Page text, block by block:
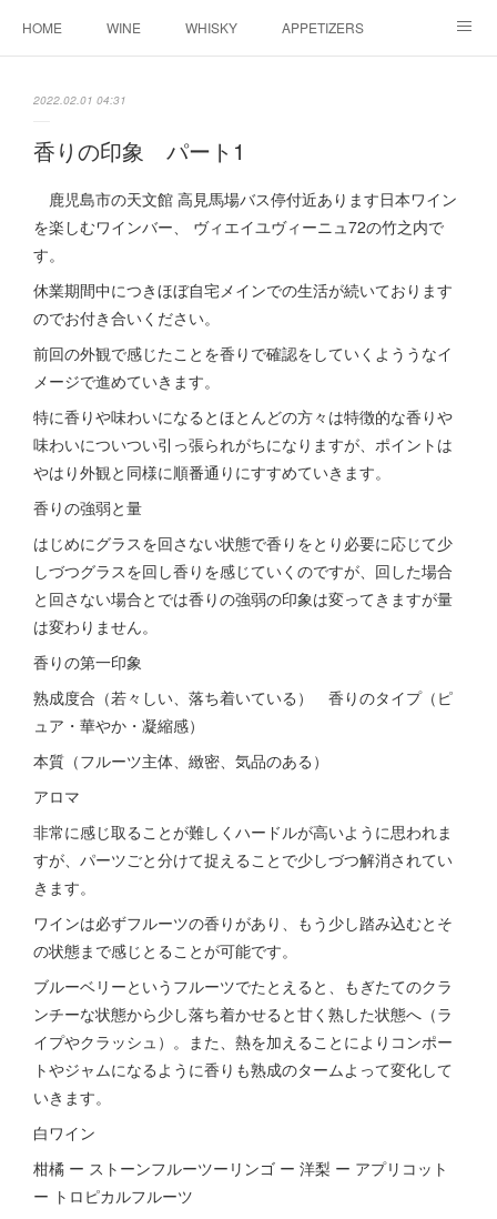
HOME WINE WHISKY APPETIZERS
2022.02.01 04:31
香りの印象 パート1
鹿児島市の天文館 高見馬場バス停付近あります日本ワイン
を楽しむワインバー、 ヴィエイユヴィーニュ72の竹之内で
す。
休業期間中につきほぼ自宅メインでの生活が続いております
のでお付き合いください。
前回の外観で感じたことを香りで確認をしていくよううなイ
メージで進めていきます。
特に香りや味わいになるとほとんどの方々は特徴的な香りや
味わいについつい引っ張られがちになりますが、ポイントは
やはり外観と同様に順番通りにすすめていきます。
香りの強弱と量
はじめにグラスを回さない状態で香りをとり必要に応じて少
しづつグラスを回し香りを感じていくのですが、回した場合
と回さない場合とでは香りの強弱の印象は変ってきますが量
は変わりません。
香りの第一印象
熟成度合（若々しい、落ち着いている） 香りのタイプ（ピ
ュア・華やか・凝縮感）
本質（フルーツ主体、緻密、気品のある）
アロマ
非常に感じ取ることが難しくハードルが高いように思われま
すが、パーツごと分けて捉えることで少しづつ解消されてい
きます。
ワインは必ずフルーツの香りがあり、もう少し踏み込むとそ
の状態まで感じとることが可能です。
ブルーベリーというフルーツでたとえると、もぎたてのクラ
ンチーな状態から少し落ち着かせると甘く熟した状態へ（ラ
イプやクラッシュ）。また、熱を加えることによりコンポー
トやジャムになるように香りも熟成のタームよって変化して
いきます。
白ワイン
柑橘 ー ストーンフルーツーリンゴ ー 洋梨 ー アプリコット
ー トロピカルフルーツ